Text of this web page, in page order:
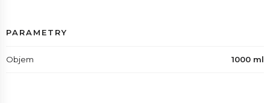
PARAMETRY
Objem 1000 ml